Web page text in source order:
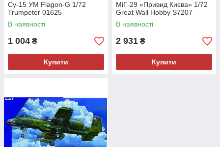
Су-15 УМ Flagon-G 1/72
Trumpeter 01625
В наявності
1 004 ₴
Купити
МіГ-29 «Привид Києва» 1/72
Great Wall Hobby S7207
В наявності
2 931 ₴
Купити